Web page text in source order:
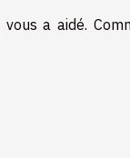
a aidé.